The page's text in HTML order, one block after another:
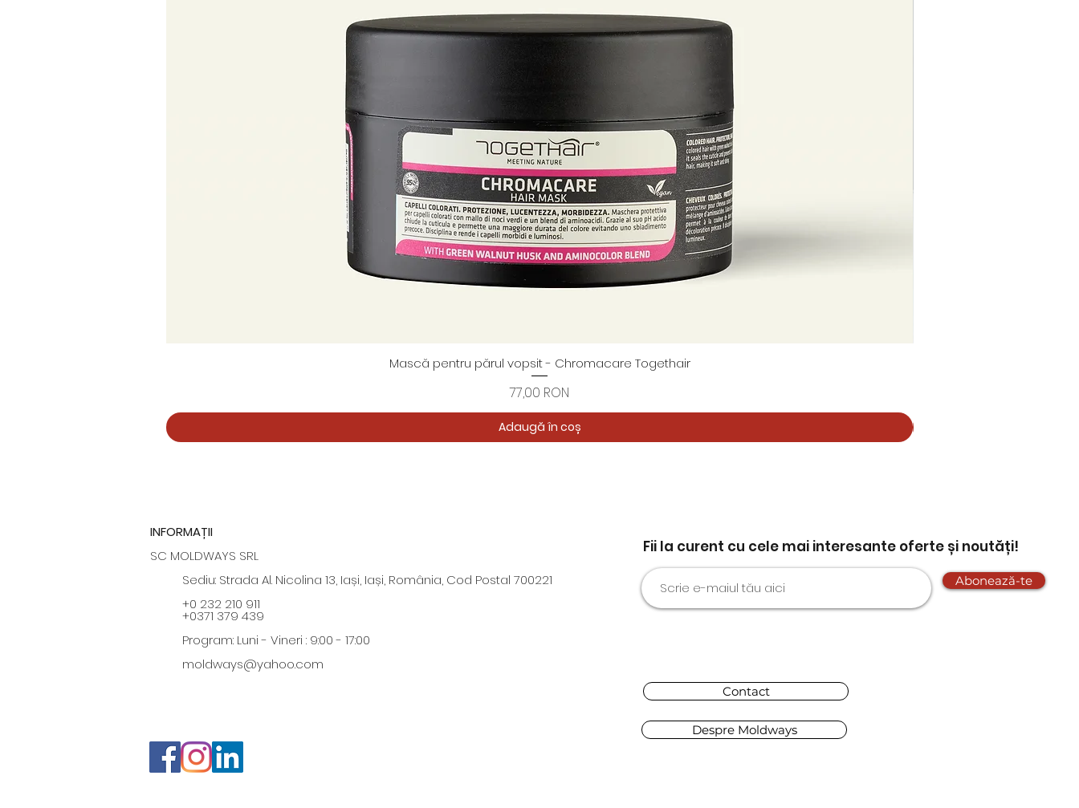
Afișare rapidă
Mască pentru părul vopsit - Chromacare Togethair
Preț
77,00 RON
Adaugă în coș
INFORMAȚII
SC MOLDWAYS SRL
Sediu: Strada Al. Nicolina 13, Iași, Iași, România, Cod Postal 700221
+0 232 210 911
+0371 379 439
Program: Luni - Vineri : 9:00 - 17:00
moldways@yahoo.com
Fii la curent cu cele mai interesante oferte și noutăți!
Abonează-te
Contact
Despre Moldways